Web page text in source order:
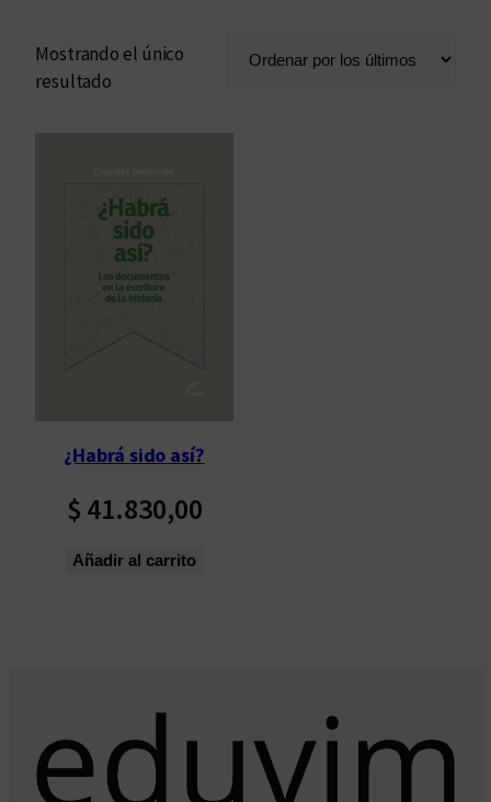
Mostrando el único
resultado
¿Habrá sido así?
$ 41.830,00
Añadir al carrito